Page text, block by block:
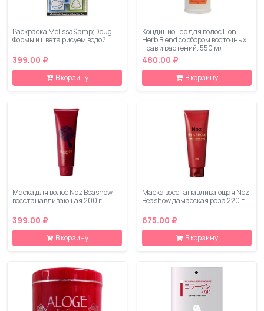
Раскраска Melissa&amp;Doug
Формы и цвета рисуем водой
399.00 ₽
В корзину
Кондиционер для волос Lion
Herb Blend со сбором восточных
трав и растений, 550 мл
480.00 ₽
В корзину
Маска для волос Noz Beashow
восстанавливающая 200 г
399.00 ₽
В корзину
Маска восстанавливающая Noz
Beashow дамасская роза 220 г
675.00 ₽
В корзину